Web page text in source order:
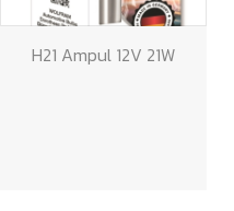
H21 Ampul 12V 21W